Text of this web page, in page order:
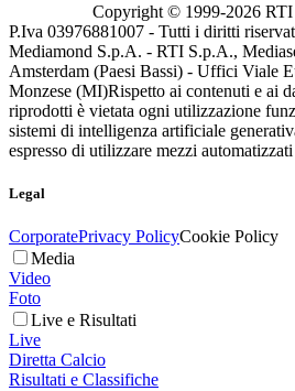
Copyright © 1999-2026 RTI
P.Iva 03976881007 - Tutti i diritti
Mediamond S.p.A. - RTI S.p.A.,
Amsterdam (Paesi Bassi) - Uffici Viale
Monzese (MI)Rispetto ai contenuti e ai
riprodotti è vietata ogni utilizzazione
sistemi di intelligenza artificiale
espresso di utilizzare mezzi
Legal
CorporatePrivacy PolicyCookie Policy
Media
Video
Foto
Live e Risultati
Live
Diretta Calcio
Risultati e Classifiche